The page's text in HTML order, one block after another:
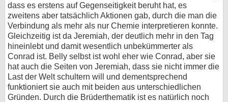
dass es erstens auf Gegenseitigkeit beruht hat, es
zweitens aber tatsächlich Aktionen gab, durch die man die
Verbindung als mehr als nur Chemie interpretieren konnte.
Gleichzeitig ist da Jeremiah, der deutlich mehr in den Tag
hineinlebt und damit wesentlich unbekümmerter als
Conrad ist. Belly selbst ist wohl eher wie Conrad, aber sie
hat auch die Seiten von Jeremiah, dass sie nicht immer die
Last der Welt schultern will und dementsprechend
funktioniert sie auch mit beiden aus unterschiedlichen
Gründen. Durch die Brüderthematik ist es natürlich noch